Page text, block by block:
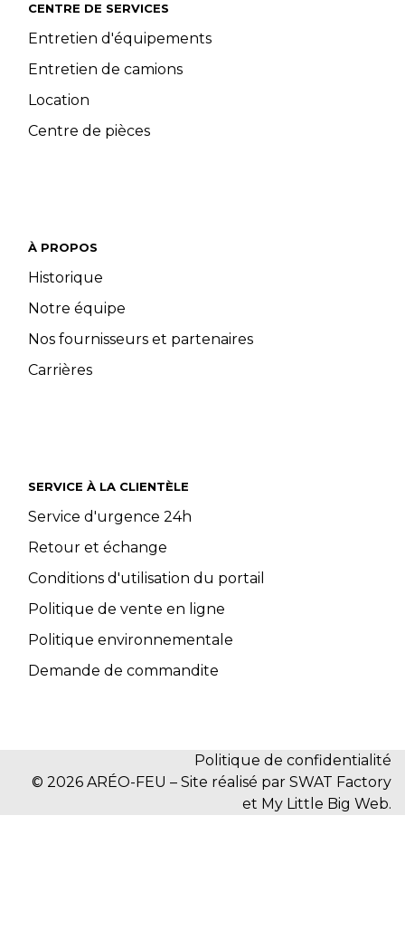
CENTRE DE SERVICES
Entretien d'équipements
Entretien de camions
Location
Centre de pièces
À PROPOS
Historique
Notre équipe
Nos fournisseurs et partenaires
Carrières
SERVICE À LA CLIENTÈLE
Service d'urgence 24h
Retour et échange
Conditions d'utilisation du portail
Politique de vente en ligne
Politique environnementale
Demande de commandite
Politique de confidentialité
© 2026 ARÉO-FEU – Site réalisé par SWAT Factory
et My Little Big Web.